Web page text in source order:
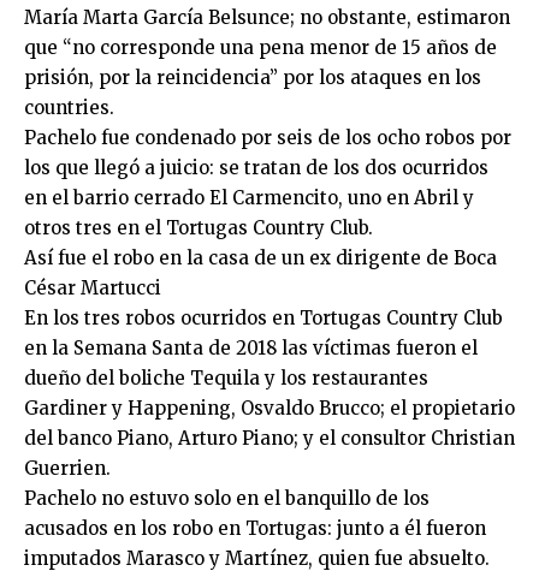
María Marta García Belsunce; no obstante, estimaron
que “no corresponde una pena menor de 15 años de
prisión, por la reincidencia” por los ataques en los
countries.
Pachelo fue condenado por seis de los ocho robos por
los que llegó a juicio: se tratan de los dos ocurridos
en el barrio cerrado El Carmencito, uno en Abril y
otros tres en el Tortugas Country Club.
Así fue el robo en la casa de un ex dirigente de Boca
César Martucci
En los tres robos ocurridos en Tortugas Country Club
en la Semana Santa de 2018 las víctimas fueron el
dueño del boliche Tequila y los restaurantes
Gardiner y Happening, Osvaldo Brucco; el propietario
del banco Piano, Arturo Piano; y el consultor Christian
Guerrien.
Pachelo no estuvo solo en el banquillo de los
acusados en los robo en Tortugas: junto a él fueron
imputados Marasco y Martínez, quien fue absuelto.